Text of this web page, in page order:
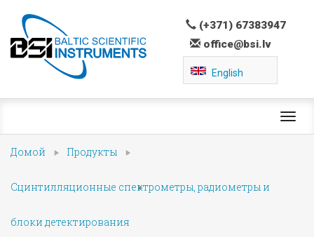
(+371) 67383947
office@bsi.lv
English
Домой Продукты
Сцинтилляционные спектрометры, радиометры и
блоки детектирования